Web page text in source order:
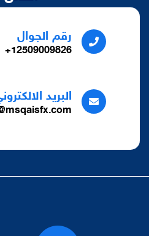
رقم الجوال
12509009826+
البريد